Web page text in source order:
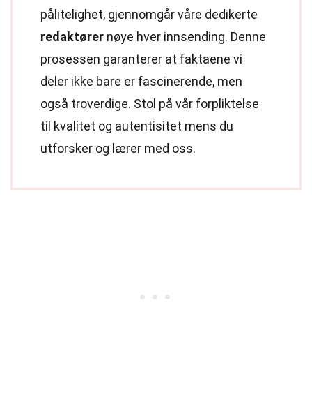
pålitelighet, gjennomgår våre dedikerte
redaktører nøye hver innsending. Denne
prosessen garanterer at faktaene vi
deler ikke bare er fascinerende, men
også troverdige. Stol på vår forpliktelse
til kvalitet og autentisitet mens du
utforsker og lærer med oss.